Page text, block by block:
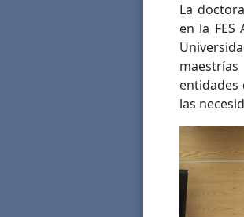
La
en la
entidades
las